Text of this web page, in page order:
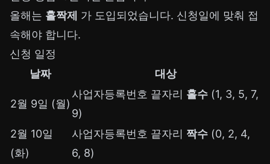
올해는 홀짝제 가 도입되었습니다. 신청일에 맞춰 접
속해야 합니다.
신청 일정
날짜
대상
2월 9일 (월)
사업자등록번호 끝자리 홀수 (1, 3, 5, 7,
9)
2월 10일
(화)
사업자등록번호 끝자리 짝수 (0, 2, 4,
6, 8)